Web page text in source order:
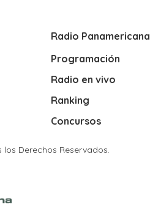
Radio Panamericana
Programación
Radio en vivo
Ranking
Concursos
los Derechos Reservados.